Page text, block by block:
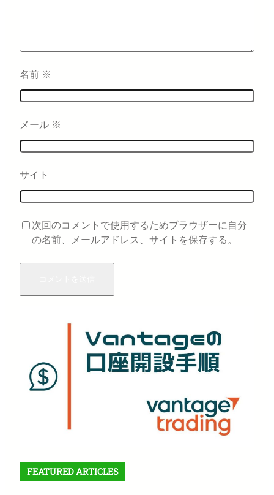
名前 ※
メール ※
サイト
次回のコメントで使用するためブラウザーに自分
の名前、メールアドレス、サイトを保存する。
FEATURED ARTICLES